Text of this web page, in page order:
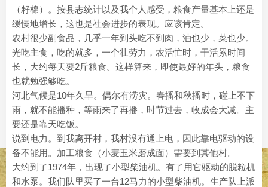
（籽棉）。按县志统计以及我个人感受，粮食产量基本上还是
缓慢地增长，这也是社会进步的表现。应该肯定。
农村很少副食品，几乎一年到头吃不到肉，油也少，菜也少。
光吃主食，吃的就多，一个壮劳力，农活忙时，干活累时间
长，大约每天要2斤粮食。这样算来，即使最好的年头，粮食
也就勉强够吃。
河北气候是10年久旱。偶尔有涝灾。春播和秋播时，碰上不下
雨，就不能播种，等雨来了再播，时节过去，收成会大减。主
要还是靠天吃饭。
说到电力。到我离开村，我村没有通上电，因此靠电驱动的设
备不能用。加工粮食（小麦玉米磨成面）需要到其他村。
大约到了1974年，出现了小型柴油机。有了用它驱动的脱粒机
和水泵。我们队里买了一台12马力的小型柴油机。生产队上派